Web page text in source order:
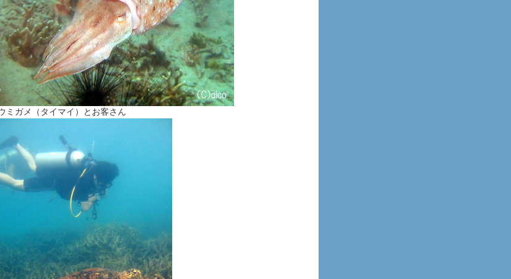
ミガメ（タイマイ）とお客さん